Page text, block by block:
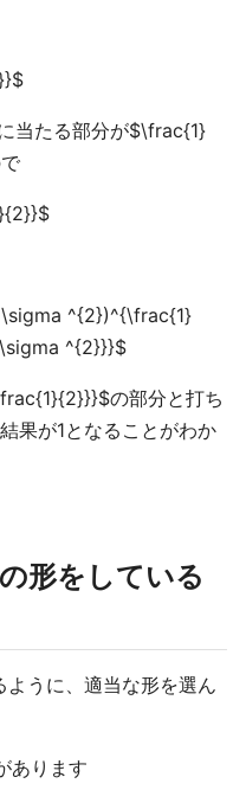
当たる部分が$\frac{1}
^{2})^{\frac{1}
^{2}}}$
の部分と打ち
果が1となることがわか
形をしている
ように、適当な形を選ん
あります